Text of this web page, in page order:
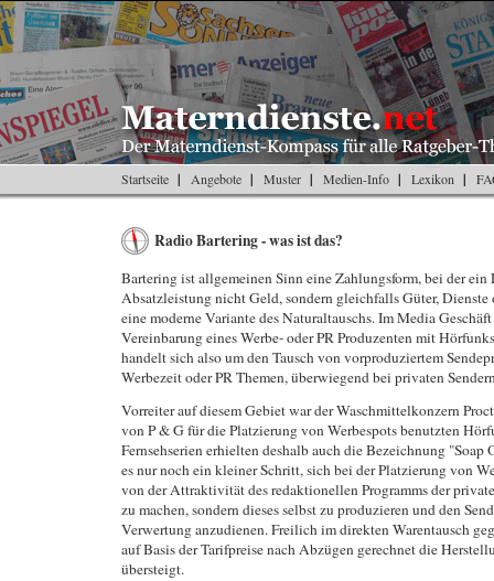
Startseite Angebote Muster Medien-Info Lexikon
Radio Bartering - was ist das?
Bartering ist allgemeinen Sinn eine Zahlungsform, bei der ein
Absatzleistung nicht Geld, sondern gleichfalls Güter, Dienste
eine moderne Variante des Naturaltauschs. Im Media
Vereinbarung eines Werbe- oder PR Produzenten mit
handelt sich also um den Tausch von vorproduziertem
Werbezeit oder PR Themen, überwiegend bei privaten
Vorreiter auf diesem Gebiet war der Waschmittelkonzern
von P & G für die Platzierung von Werbespots benutzten
Fernsehserien erhielten deshalb auch die Bezeichnung "Soap
es nur noch ein kleiner Schritt, sich bei der Platzierung von
von der Attraktivität des redaktionellen Programms der
zu machen, sondern dieses selbst zu produzieren und den
Verwertung anzudienen. Freilich im direkten Warentausch
auf Basis der Tarifpreise nach Abzügen gerechnet die
übersteigt.